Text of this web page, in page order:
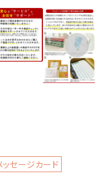
ッセージカード